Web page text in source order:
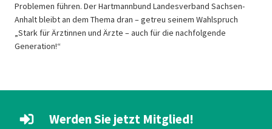
Problemen führen. Der Hartmannbund Landesverband Sachsen-
Anhalt bleibt an dem Thema dran – getreu seinem Wahlspruch
„Stark für Ärztinnen und Ärzte – auch für die nachfolgende
Generation!“
Werden Sie jetzt Mitglied!